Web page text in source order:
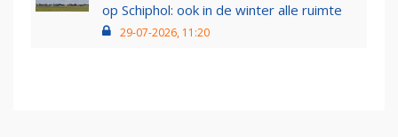
op Schiphol: ook in de winter alle ruimte
29-07-2026, 11:20